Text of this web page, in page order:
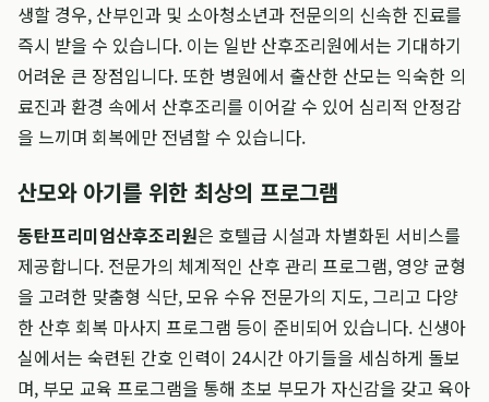
생할 경우, 산부인과 및 소아청소년과 전문의의 신속한 진료를
즉시 받을 수 있습니다. 이는 일반 산후조리원에서는 기대하기
어려운 큰 장점입니다. 또한 병원에서 출산한 산모는 익숙한 의
료진과 환경 속에서 산후조리를 이어갈 수 있어 심리적 안정감
을 느끼며 회복에만 전념할 수 있습니다.
산모와 아기를 위한 최상의 프로그램
동탄프리미엄산후조리원은 호텔급 시설과 차별화된 서비스를
제공합니다. 전문가의 체계적인 산후 관리 프로그램, 영양 균형
을 고려한 맞춤형 식단, 모유 수유 전문가의 지도, 그리고 다양
한 산후 회복 마사지 프로그램 등이 준비되어 있습니다. 신생아
실에서는 숙련된 간호 인력이 24시간 아기들을 세심하게 돌보
며, 부모 교육 프로그램을 통해 초보 부모가 자신감을 갖고 육아